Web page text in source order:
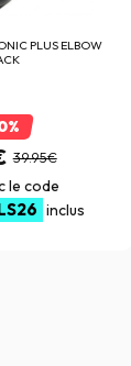
PLUS ELBOW
39.95€
le code
inclus